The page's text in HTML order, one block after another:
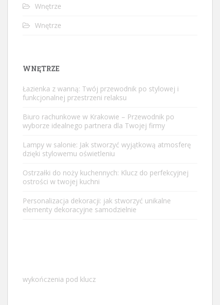
Wnętrze
Wnętrze
WNĘTRZE
Łazienka z wanną: Twój przewodnik po stylowej i
funkcjonalnej przestrzeni relaksu
Biuro rachunkowe w Krakowie – Przewodnik po
wyborze idealnego partnera dla Twojej firmy
Lampy w salonie: Jak stworzyć wyjątkową atmosferę
dzięki stylowemu oświetleniu
Ostrzałki do noży kuchennych: Klucz do perfekcyjnej
ostrości w twojej kuchni
Personalizacja dekoracji: jak stworzyć unikalne
elementy dekoracyjne samodzielnie
wykończenia pod klucz